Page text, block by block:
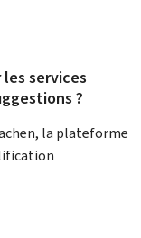
services
?
la plateforme